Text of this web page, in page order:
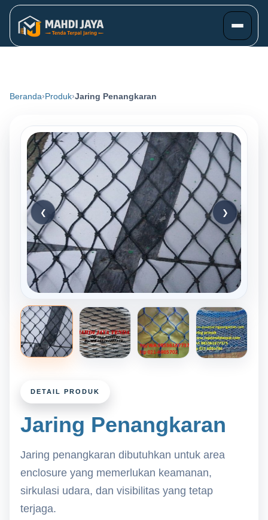
Beranda Produk Jaring Penangkaran
❮ ❯
DETAIL PRODUK
Jaring Penangkaran
Jaring penangkaran dibutuhkan untuk area
enclosure yang memerlukan keamanan,
sirkulasi udara, dan visibilitas yang tetap
terjaga.